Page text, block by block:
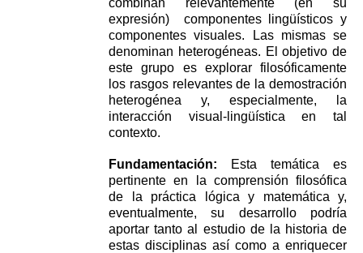
expresión) componentes
lingüísticos y
componentes visuales. Las mismas se
denominan heterogéneas. El objetivo de
estegrupo es explorar filosóficamente
los rasgos relevantes de la demostración
heterogénea y,especialmente, la
interacción visual-lingüística en tal
contexto.
Fundamentación: Esta temática es
pertinente en la comprensión filosófica
de la práctica lógica y matemática y,
eventualmente, su desarrollo podría
aportar tanto al estudio de la historia de
estasdisciplinas así como a enriquecer